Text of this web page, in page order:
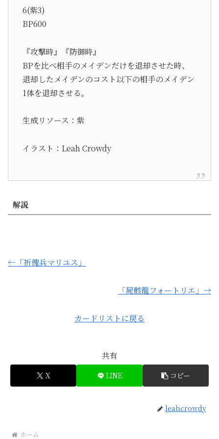
6(紫3)
BP600
『攻撃時』『防御時』
BPを比べ相手のメイデンだけを退却させた時、
退却したメイデンのコスト以下の相手のメイデン
1体を退却させる。
生成リソース：紫
イラスト：Leah Crowdy
解説
←「祈傀兵マリユス」
「屍骸龍フォートリエ」→
カードリストに戻る
共有
X LINE コピー
leahcrowdy
ホーム